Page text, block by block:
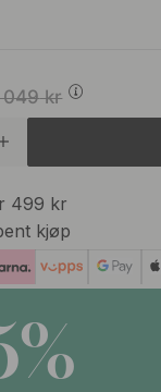
049kr
499 kr
kjøp